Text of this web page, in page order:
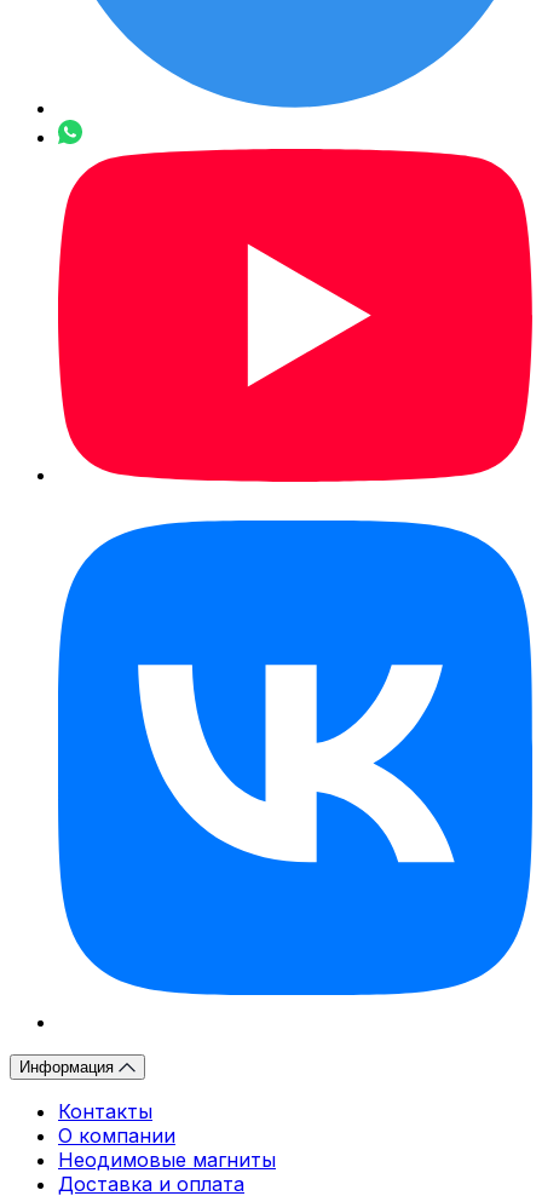
Информация
Контакты
О компании
Неодимовые магниты
Доставка и оплата